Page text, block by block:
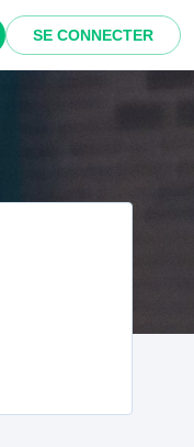
SE CONNECTER